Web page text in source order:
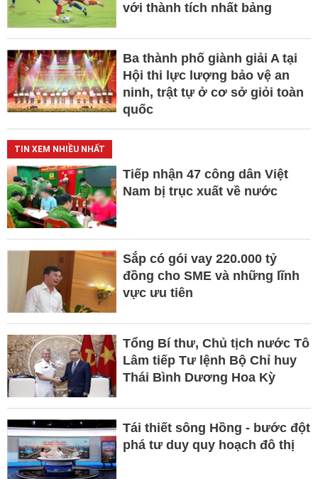
với thành tích nhất bảng
Ba thành phố giành giải A tại
Hội thi lực lượng bảo vệ an
ninh, trật tự ở cơ sở giỏi toàn
quốc
TIN XEM NHIỀU NHẤT
Tiếp nhận 47 công dân Việt
Nam bị trục xuất về nước
Sắp có gói vay 220.000 tỷ
đồng cho SME và những lĩnh
vực ưu tiên
Tổng Bí thư, Chủ tịch nước Tô
Lâm tiếp Tư lệnh Bộ Chỉ huy
Thái Bình Dương Hoa Kỳ
Tái thiết sông Hồng - bước đột
phá tư duy quy hoạch đô thị